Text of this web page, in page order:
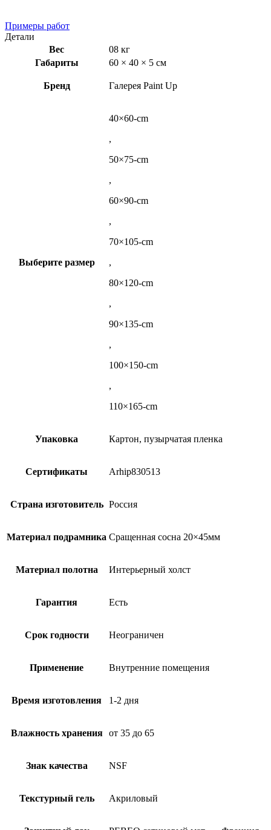
Примеры работ
Детали
Вес
08 кг
Габариты
60 × 40 × 5 см
Бренд Галерея Paint Up
Выберите размер
40×60-cm
,
50×75-cm
,
60×90-cm
,
70×105-cm
,
80×120-cm
,
90×135-cm
,
100×150-cm
,
110×165-cm
Упаковка Картон, пузырчатая пленка
Сертификаты Arhip830513
Страна изготовитель Россия
Материал подрамника Сращенная сосна 20×45мм
Материал полотна Интерьерный холст
Гарантия Есть
Срок годности Неограничен
Применение Внутренние помещения
Время изготовления 1-2 дня
Влажность хранения от 35 до 65
Знак качества NSF
Текстурный гель Акриловый